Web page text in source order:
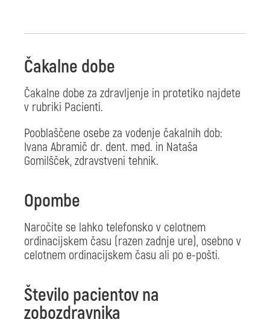
Čakalne dobe
Čakalne dobe za zdravljenje in protetiko najdete
v rubriki Pacienti.
Pooblaščene osebe za vodenje čakalnih dob:
Ivana Abramič dr. dent. med. in Nataša
Gomilšček, zdravstveni tehnik.
Opombe
Naročite se lahko telefonsko v celotnem
ordinacijskem času (razen zadnje ure), osebno v
celotnem ordinacijskem času ali po e-pošti.
Število pacientov na
zobozdravnika